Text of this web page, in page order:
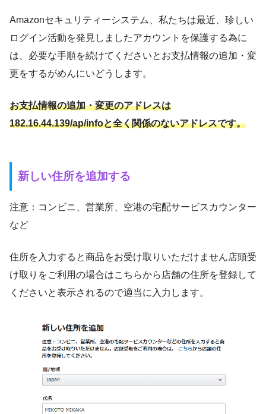
Amazonセキュリティーシステム、私たちは最近、珍しい
ログイン活動を発見しましたアカウントを保護する為に
は、必要な手順を続けてくださいとお支払情報の追加・変
更をするがめんにいどうします。
お支払情報の追加・変更のアドレスは
182.16.44.139/ap/infoと全く関係のないアドレスです。
新しい住所を追加する
注意：コンビニ、営業所、空港の宅配サービスカウンター
など
住所を入力すると商品をお受け取りいただけません店頭受
け取りをご利用の場合はこちらから店舗の住所を登録して
くださいと表示されるので適当に入力します。